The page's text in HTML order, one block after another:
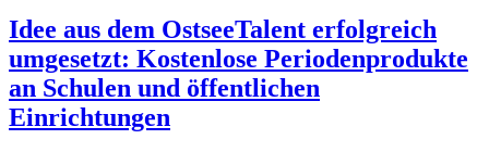
Idee aus dem OstseeTalent erfolgreich
umgesetzt: Kostenlose Periodenprodukte
an Schulen und öffentlichen
Einrichtungen